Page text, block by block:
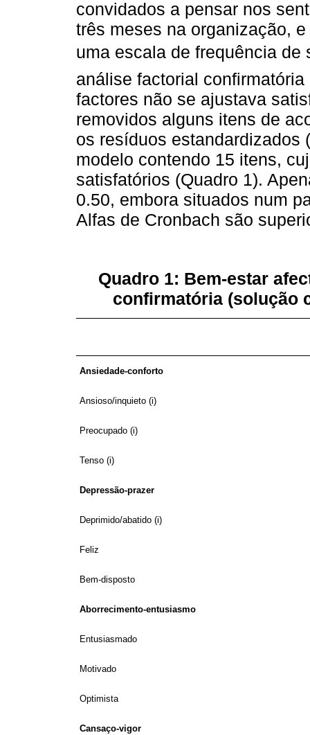
convidados a pensar nos
três meses na organização,
uma escala de frequência de
análise factorial
factores não se ajustava
removidos alguns itens de
os resíduos estandardizados
modelo contendo 15 itens,
satisfatórios (Quadro 1).
0.50, embora situados num
Alfas de Cronbach são
Quadro 1: Bem-estar
confirmatória (solução
Ansiedade-conforto
Ansioso/inquieto (i)
Preocupado (i)
Tenso (i)
Depressão-prazer
Deprimido/abatido (i)
Feliz
Bem-disposto
Aborrecimento-entusiasmo
Entusiasmado
Motivado
Optimista
Cansaço-vigor